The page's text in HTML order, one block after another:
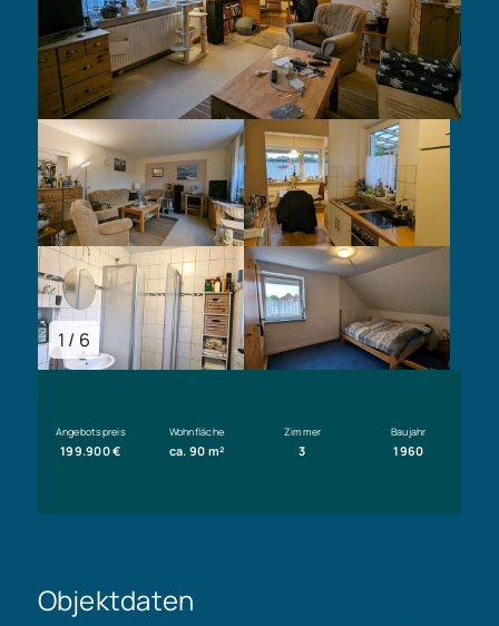
1 / 6
Angebotspreis
199.900 €
Wohnfläche
ca. 90 m²
Zimmer
3
Baujahr
1960
Objektdaten